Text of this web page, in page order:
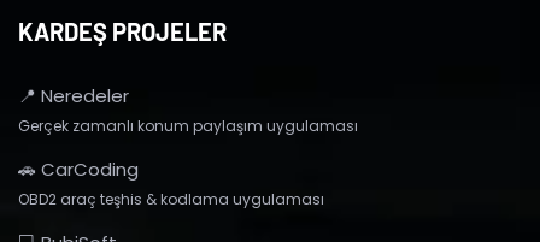
KARDEŞ PROJELER
📍 Neredeler
Gerçek zamanlı konum paylaşım uygulaması
🚗 CarCoding
OBD2 araç teşhis & kodlama uygulaması